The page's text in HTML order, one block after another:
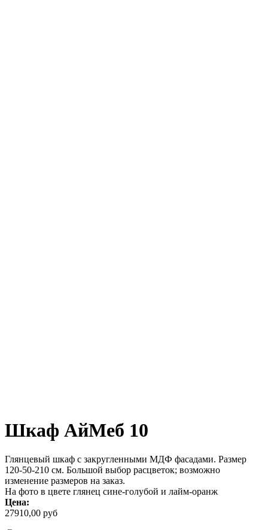
Шкаф АйМеб 10
Глянцевый шкаф с закругленными МДФ фасадами. Размер
120-50-210 см. Большой выбор расцветок; возможно
изменение размеров на заказ.
На фото в цвете глянец сине-голубой и лайм-оранж
Цена:
27910,00 руб